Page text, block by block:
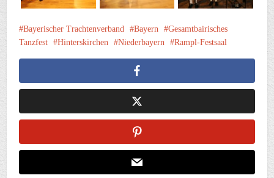
Bayerischer Trachtenverband Bayern
Gesamtbairisches
Tanzfest
Hinterskirchen Niederbayern Rampl-Festsaal